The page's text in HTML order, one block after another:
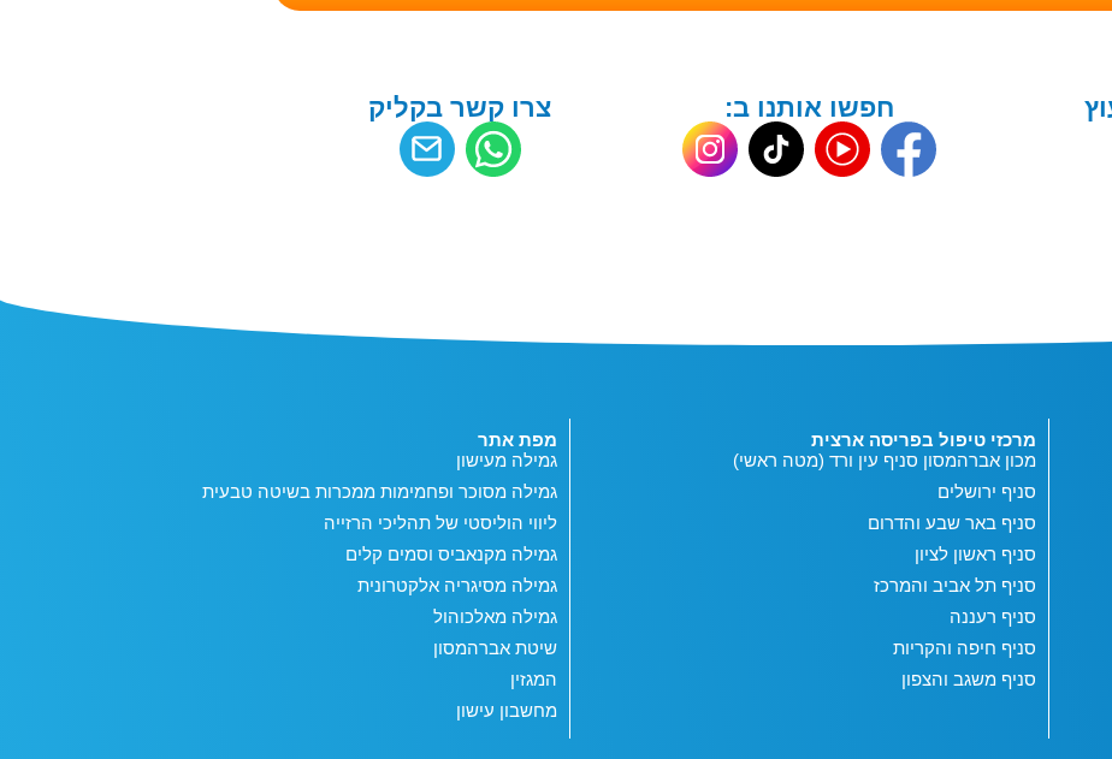
חפשו אותנו ב: צרו קשר בקליק
מרכזי טיפול בפריסה ארצית
מכון אברהמסון סניף עין ורד (מטה ראשי)
סניף ירושלים
סניף באר שבע והדרום
סניף ראשון לציון
סניף תל אביב והמרכז
סניף רעננה
סניף חיפה והקריות
סניף משגב והצפון
מפת אתר
גמילה מעישון
גמילה מסוכר ופחמימות ממכרות בשיטה טבעית
ליווי הוליסטי של תהליכי הרזייה
גמילה מקנאביס וסמים קלים
גמילה מסיגריה אלקטרונית
גמילה מאלכוהול
שיטת אברהמסון
המגזין
מחשבון עישון